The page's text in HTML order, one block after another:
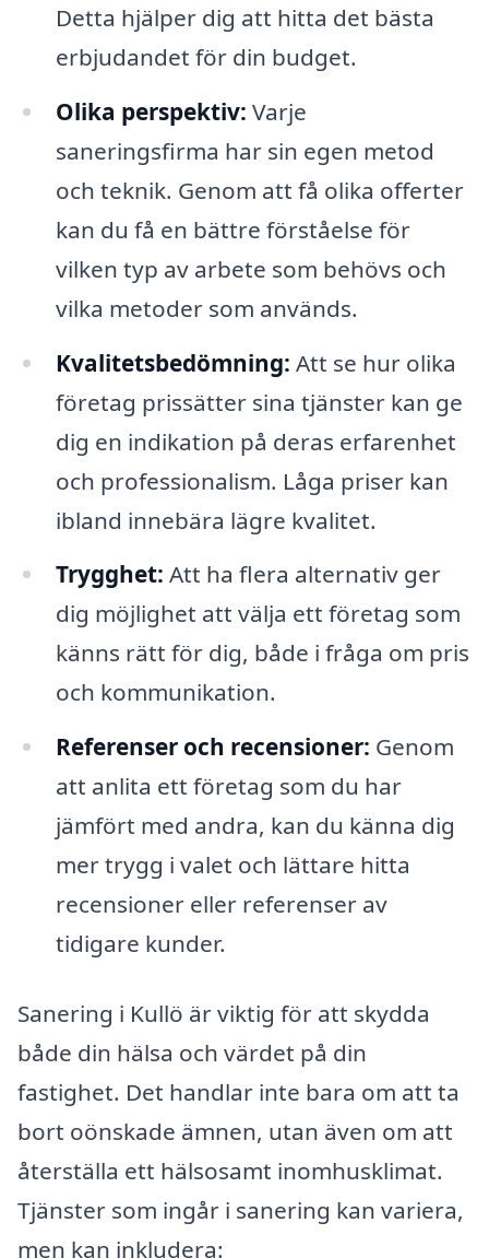
Detta hjälper dig att hitta det bästa
erbjudandet för din budget.
Olika perspektiv: Varje
saneringsfirma har sin egen metod
och teknik. Genom att få olika offerter
kan du få en bättre förståelse för
vilken typ av arbete som behövs och
vilka metoder som används.
Kvalitetsbedömning: Att se hur olika
företag prissätter sina tjänster kan ge
dig en indikation på deras erfarenhet
och professionalism. Låga priser kan
ibland innebära lägre kvalitet.
Trygghet: Att ha flera alternativ ger
dig möjlighet att välja ett företag som
känns rätt för dig, både i fråga om pris
och kommunikation.
Referenser och recensioner: Genom
att anlita ett företag som du har
jämfört med andra, kan du känna dig
mer trygg i valet och lättare hitta
recensioner eller referenser av
tidigare kunder.
Sanering i Kullö är viktig för att skydda
både din hälsa och värdet på din
fastighet. Det handlar inte bara om att ta
bort oönskade ämnen, utan även om att
återställa ett hälsosamt inomhusklimat.
Tjänster som ingår i sanering kan variera,
men kan inkludera: